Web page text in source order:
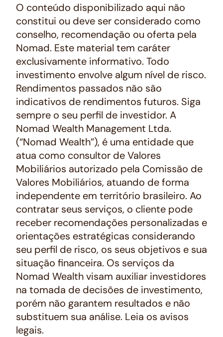
O conteúdo disponibilizado aqui não
constitui ou deve ser considerado como
conselho, recomendação ou oferta pela
Nomad. Este material tem caráter
exclusivamente informativo. Todo
investimento envolve algum nível de risco.
Rendimentos passados não são
indicativos de rendimentos futuros. Siga
sempre o seu perfil de investidor. A
Nomad Wealth Management Ltda.
(“Nomad Wealth”), é uma entidade que
atua como consultor de Valores
Mobiliários autorizado pela Comissão de
Valores Mobiliários, atuando de forma
independente em território brasileiro. Ao
contratar seus serviços, o cliente pode
receber recomendações personalizadas e
orientações estratégicas considerando
seu perfil de risco, os seus objetivos e sua
situação financeira. Os serviços da
Nomad Wealth visam auxiliar investidores
na tomada de decisões de investimento,
porém não garantem resultados e não
substituem sua análise. Leia os avisos
legais.